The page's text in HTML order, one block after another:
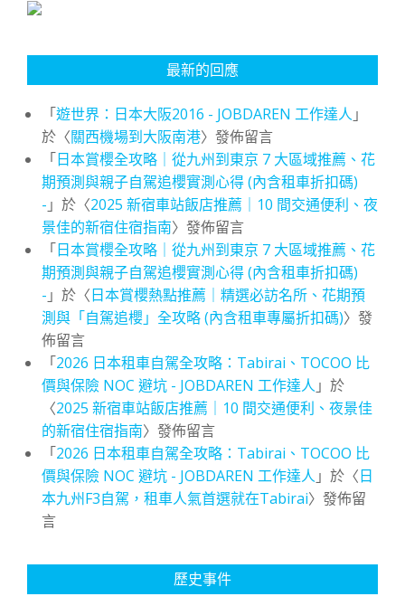
最新的回應
「遊世界：日本大阪2016 - JOBDAREN 工作達人 」
於〈關西機場到大阪南港〉發佈留言
「日本賞櫻全攻略｜從九州到東京 7 大區域推薦、花
期預測與親子自駕追櫻實測心得 (內含租車折扣碼)
- 」於〈2025 新宿車站飯店推薦｜10 間交通便利、夜
景佳的新宿住宿指南〉發佈留言
「日本賞櫻全攻略｜從九州到東京 7 大區域推薦、花
期預測與親子自駕追櫻實測心得 (內含租車折扣碼)
- 」於〈日本賞櫻熱點推薦｜精選必訪名所、花期預
測與「自駕追櫻」全攻略 (內含租車專屬折扣碼)〉發
佈留言
「2026 日本租車自駕全攻略：Tabirai、TOCOO 比
價與保險 NOC 避坑 - JOBDAREN 工作達人 」於
〈2025 新宿車站飯店推薦｜10 間交通便利、夜景佳
的新宿住宿指南〉發佈留言
「2026 日本租車自駕全攻略：Tabirai、TOCOO 比
價與保險 NOC 避坑 - JOBDAREN 工作達人 」於〈日
本九州F3自駕，租車人氣首選就在Tabirai〉發佈留
言
歷史事件